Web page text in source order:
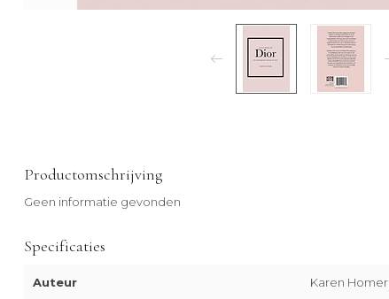
Productomschrijving
Geen informatie gevonden
Specificaties
Auteur Karen Homer